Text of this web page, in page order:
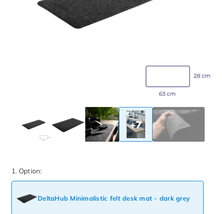
+7
1. Option:
DeltaHub Minimalistic felt desk mat - dark grey